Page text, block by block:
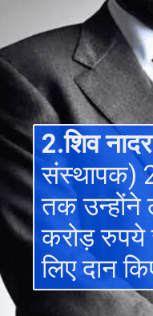
2.शिव
संस्थापक)
तक उन्होंने
करोड़ रुपये
लिए दान